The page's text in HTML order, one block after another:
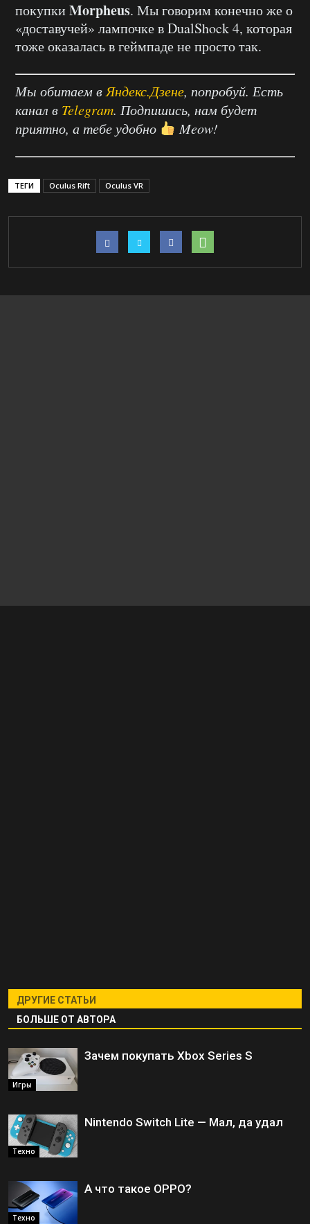
покупки Morpheus. Мы говорим конечно же о
«доставучей» лампочке в DualShock 4, которая
тоже оказалась в геймпаде не просто так.
Мы обитаем вЯндекс.Дзене, попробуй. Есть
канал в Telegram. Подпишись, нам будет
приятно, а тебе удобно
Meow!
ТЕГИ Oculus Rift Oculus VR
ДРУГИЕ СТАТЬИ
БОЛЬШЕ ОТ АВТОРА
Игры
Зачем покупать Xbox Series S
Техно
Nintendo Switch Lite — Мал, да удал
Техно
А что такое OPPO?